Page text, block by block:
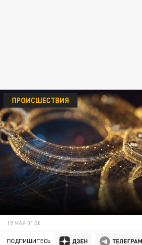
ПРОИСШЕСТВИЯ
19 МАЯ 01:30
ПОДПИШИТЕСЬ: